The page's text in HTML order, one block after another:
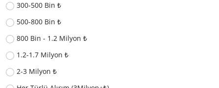
300-500 Bin ₺
500-800 Bin ₺
800 Bin - 1.2 Milyon ₺
1.2-1.7 Milyon ₺
2-3 Milyon ₺